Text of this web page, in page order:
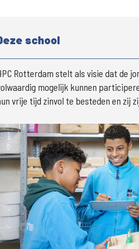
school
Rotterdam stelt als visie dat de
mogelijk kunnen
vrije tijd zinvol te besteden en zij